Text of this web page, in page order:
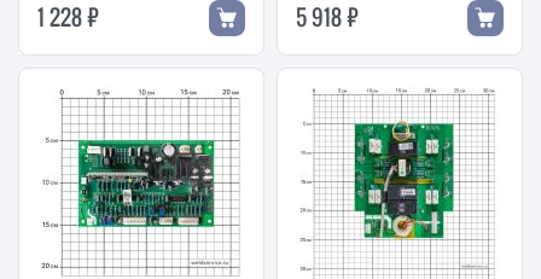
1 228 ₽ 5 918 ₽